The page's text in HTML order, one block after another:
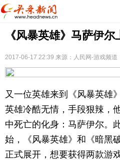
首
乐
科
技
产
车
教
育
健
《风暴英雄》马萨伊
2017-06-17 22:39 来源：人民网-游戏频道
又一位英雄来到《风暴英雄
英雄冷酷无情，手段狠辣，
中死亡的化身：马萨伊尔。
始，《风暴英雄》和《暗黑
正式展开，想要获得两款游